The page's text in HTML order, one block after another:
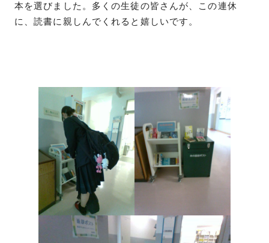
本を選びました。多くの生徒の皆さんが、この連休
に、読書に親しんでくれると嬉しいです。